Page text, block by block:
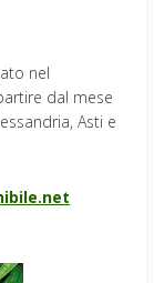
nel
dal mese
Asti e